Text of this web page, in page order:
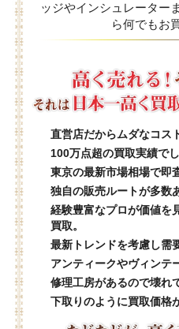
ッジやインシュレーター
ら何でもお
直営店だからムダなコス
100万点超の買取実績で
東京の最新市場相場で即
独自の販売ルートが多数
経験豊富なプロが価値を
買取。
最新トレンドを考慮し需
アンティークやヴィンテ
修理工房があるので壊れ
下取りのように買取価格